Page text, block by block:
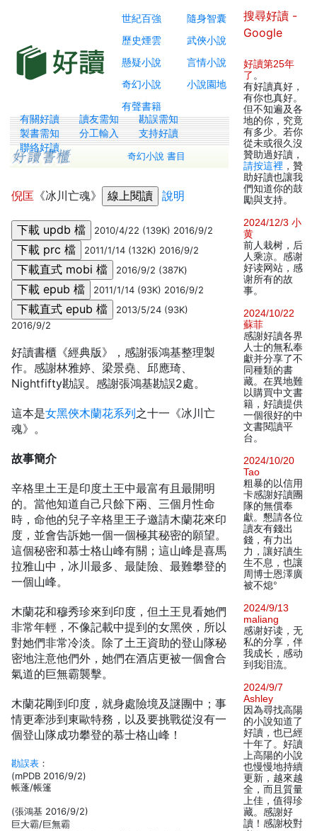
世紀百強
隨身智囊
歷史煙雲
武俠小說
懸疑小說
言情小說
奇幻小說
小說園地
有聲書籍
有關好讀 讀友需知
勘誤需知
製書需知
分工輸入
支持好讀
聯絡好讀
奇幻小說 書目
倪匡 《冰川亡魂》 說明
2010/4/22 (139K) 2016/9/2
2011/1/14 (132K) 2016/9/2
2016/9/2 (387K)
2011/1/14 (93K) 2016/9/2
2013/5/24 (93K)
2016/9/2
好讀書櫃《經典版》，感謝張鴻基整理製
作。感謝林雅婷、梁景堯、邱應琦、
Nightfifty勘誤。感謝張鴻基勘誤2處。
這本是女黑俠木蘭花系列之十一《冰川亡
魂》。
故事簡介
辛格里土王是印度土王中最富有且最開明
的。當他知道自己只餘下兩、三個月性命
時，命他的兒子辛格里王子邀請木蘭花來印
度，並會告訴她一個一個極其秘密的願望。
這個秘密和慕士格山峰有關；這山峰是喜馬
拉雅山中，冰川最多、最陡險、最難攀登的
一個山峰。
木蘭花和穆秀珍來到印度，但土王見看她們
非常年輕，不像記載中提到的女黑俠，所以
對她們非常冷淡。除了土王資助的登山隊秘
密地注意他們外，她們在酒店更被一個會合
氣道的巨無霸襲擊。
木蘭花剛到印度，就身處險境及謎團中；事
情更牽涉到東歐特務，以及要挑戰從沒有一
個登山隊成功攀登的慕士格山峰！
勘誤表 ：
(mPDB 2016/9/2)
帳蓬/帳篷
(張鴻基 2016/9/2)
巨大霸/巨無霸
搜尋好讀 -
Google
好讀第25年
了 。
有好讀真好，
有你也真好。
但不知遍及各
地的你，究竟
有多少。若你
從未或很久沒
贊助過好讀，
請按這裡 ，贊
助好讀也讓我
們知道你的鼓
勵與支持。
2024/12/3 小
黄
前人栽树，后
人乘凉。感谢
好读网站，感
谢所有的故
事。
2024/10/22
蘇菲
感謝好讀各界
人士的無私奉
獻并分享了不
同種類的書
藏。在異地難
以購買中文書
籍，好讀提供
一個很好的中
文書閱讀平
台。
2024/10/20
Tao
粗暴的以信用
卡感謝好讀團
隊的無償奉
獻。懇請各位
讀友有錢出
錢，有力出
力，讓好讀生
生不息，也讓
周博士恩澤廣
被不熄°
2024/9/13
maliang
感谢好读，无
私的分享，伴
我成长，感动
到我泪流。
2024/9/7
Ashley
因為尋找高陽
的小說知道了
好讀，也已經
十年了。好讀
上高陽的小說
也慢慢地持續
更新，越來越
全，而且質量
上佳，值得珍
藏。感謝好
讀！感謝校對